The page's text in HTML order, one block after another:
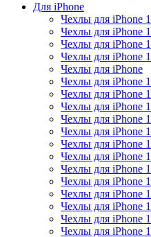
Для iPhone
Чехлы для iPhone
Чехлы для iPhone
Чехлы для iPhone
Чехлы для iPhone
Чехлы для iPhone
Чехлы для iPhone
Чехлы для iPhone
Чехлы для iPhone
Чехлы для iPhone
Чехлы для iPhone
Чехлы для iPhone
Чехлы для iPhone
Чехлы для iPhone
Чехлы для iPhone
Чехлы для iPhone
Чехлы для iPhone
Чехлы для iPhone
Чехлы для iPhone